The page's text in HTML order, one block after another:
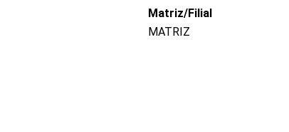
Matriz/Filial
MATRIZ